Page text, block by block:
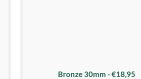
Bronze 30mm - €18,95